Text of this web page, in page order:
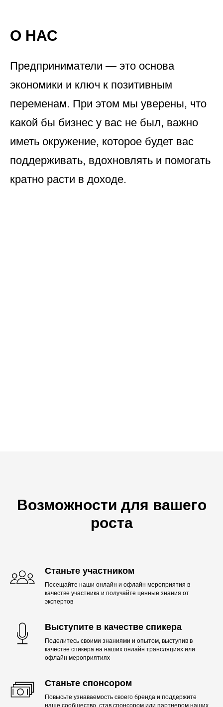
О НАС
Предприниматели — это основа
экономики и ключ к позитивным
переменам. При этом мы уверены, что
какой бы бизнес у вас не был, важно
иметь окружение, которое будет вас
поддерживать, вдохновлять и помогать
кратно расти в доходе.
Возможности для вашего
роста
Станьте участником
Посещайте наши онлайн и офлайн мероприятия в
качестве участника и получайте ценные знания от
экспертов
Выступите в качестве спикера
Поделитесь своими знаниями и опытом, выступив в
качестве спикера на наших онлайн трансляциях или
офлайн мероприятиях
Станьте спонсором
Повысьте узнаваемость своего бренда и поддержите
наше сообщество, став спонсором или партнером наших